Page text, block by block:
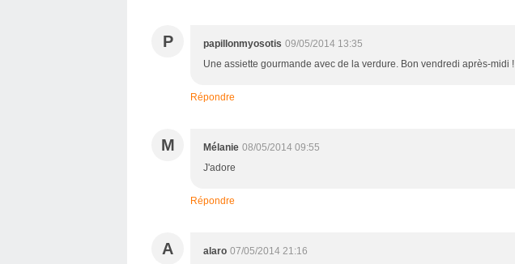
P papillonmyosotis 09/05/2014 13:35
Une assiette gourmande avec de la verdure. Bon vendredi après-midi !
Répondre
M Mélanie 08/05/2014 09:55
J'adore
Répondre
A alaro 07/05/2014 21:16